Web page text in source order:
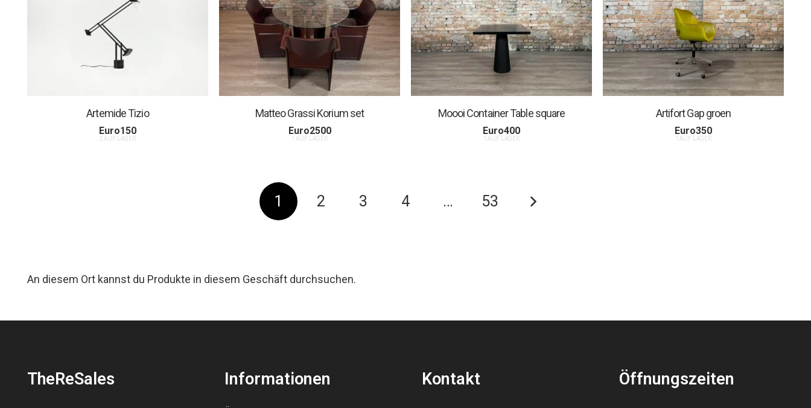
Artemide Tizio
Euro150
2 AUF LAGER
Matteo Grassi Korium set
Euro2500
1 AUF LAGER
Moooi Container Table square
Euro400
1 AUF LAGER
Artifort Gap groen
Euro350
1 AUF LAGER
1 2 3 4 … 53
An diesem Ort kannst du Produkte in diesem Geschäft durchsuchen.
TheReSales Informationen Kontakt Öffnungszeiten